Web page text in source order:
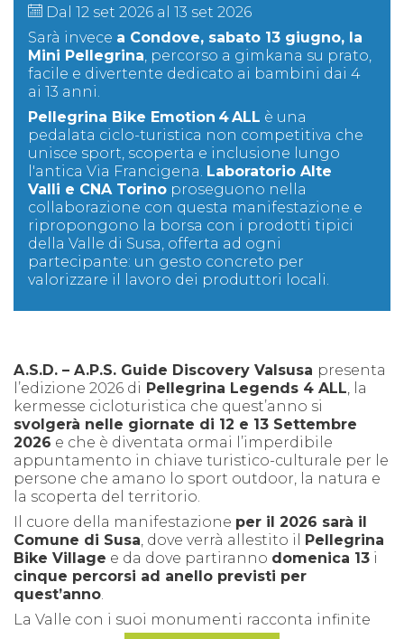
Dal 12 set 2026 al 13 set 2026
Sarà invece a Condove, sabato 13 giugno, la
Mini Pellegrina , percorso a gimkana su prato,
facile e divertente dedicato ai bambini dai 4
ai 13 anni.
Pellegrina Bike Emotion 4ALL è una
pedalata ciclo-turistica non competitiva che
unisce sport, scoperta e inclusione lungo
l'antica Via Francigena. Laboratorio Alte
Valli e CNA Torino proseguono nella
collaborazione con questa manifestazione e
ripropongono la borsa con i prodotti tipici
della Valle di Susa, offerta ad ogni
partecipante: un gesto concreto per
valorizzare il lavoro dei produttori locali.
A.S.D. – A.P.S. Guide Discovery Valsusa presenta
l’edizione 2026 di Pellegrina Legends 4 ALL , la
kermesse cicloturistica che quest’anno si
svolgerà nelle giornate di 12 e 13 Settembre
2026 e che è diventata ormai l’imperdibile
appuntamento in chiave turistico-culturale per le
persone che amano lo sport outdoor, la natura e
la scoperta del territorio.
Il cuore della manifestazione per il 2026 sarà il
Comune di Susa , dove verrà allestito il Pellegrina
Bike Village e da dove partiranno domenica 13 i
cinque percorsi ad anello previsti per
quest’anno
La Valle con i suoi monumenti racconta infinite